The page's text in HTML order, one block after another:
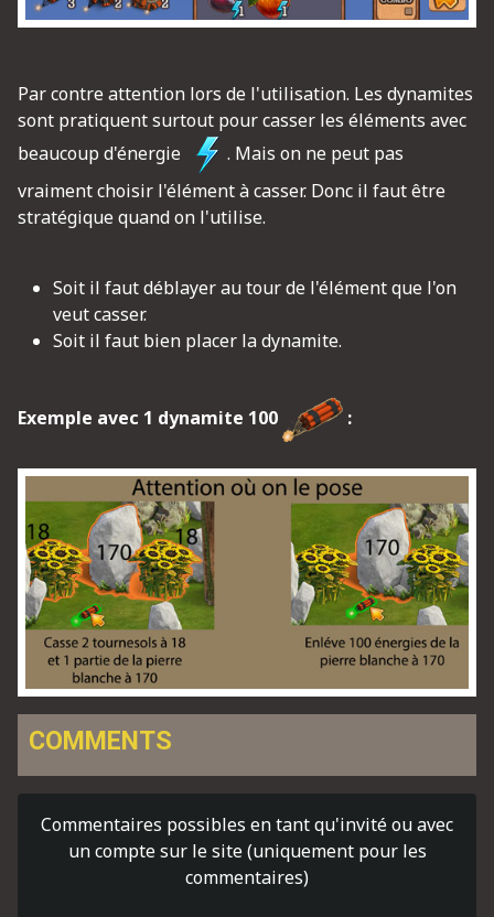
Par contre attention lors de l'utilisation. Les dynamites
sont pratiquent surtout pour casser les éléments avec
beaucoup d'énergie
. Mais on ne peut pas
vraiment choisir l'élément à casser. Donc il faut être
stratégique quand on l'utilise.
Soit il faut déblayer au tour de l'élément que l'on
veut casser.
Soit il faut bien placer la dynamite.
Exemple avec 1 dynamite 100 :
COMMENTS
Commentaires possibles en tant qu'invité ou avec
un compte sur le site (uniquement pour les
commentaires)